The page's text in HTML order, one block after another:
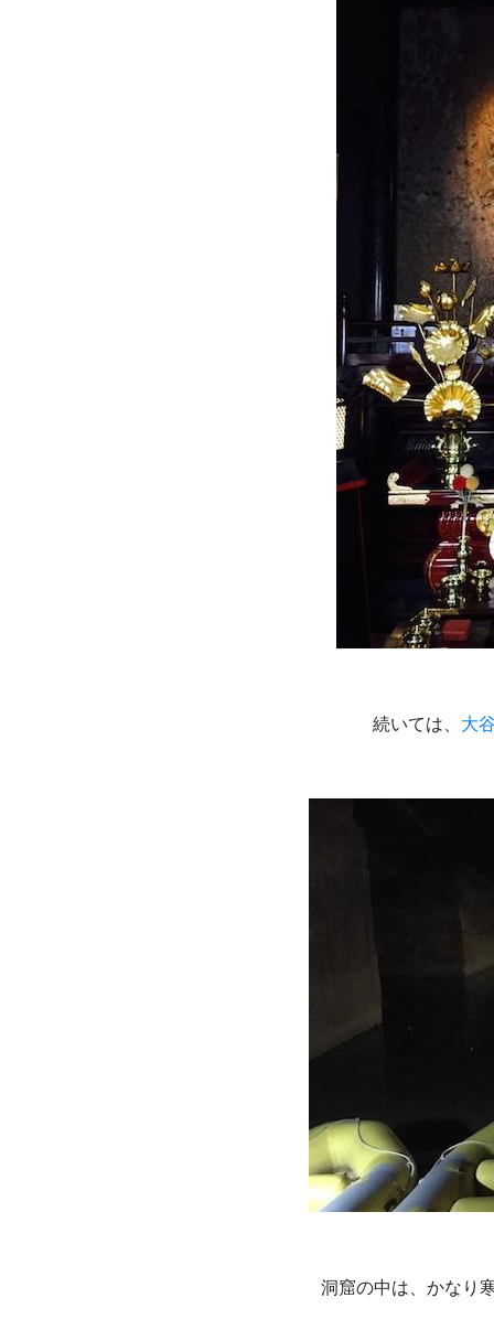
続いては、 大
洞窟の中は、かなり